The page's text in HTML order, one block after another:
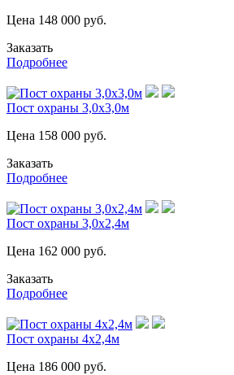
Цена 148 000 руб.
Заказать
Подробнее
Пост охраны 3,0х3,0м
Цена 158 000 руб.
Заказать
Подробнее
Пост охраны 3,0х2,4м
Цена 162 000 руб.
Заказать
Подробнее
Пост охраны 4х2,4м
Цена 186 000 руб.